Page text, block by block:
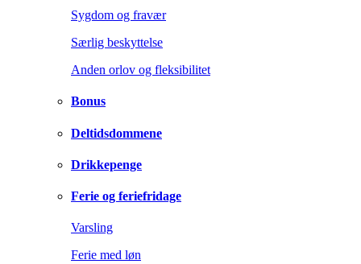
Sygdom og fravær
Særlig beskyttelse
Anden orlov og fleksibilitet
Bonus
Deltidsdommene
Drikkepenge
Ferie og feriefridage
Varsling
Ferie med løn